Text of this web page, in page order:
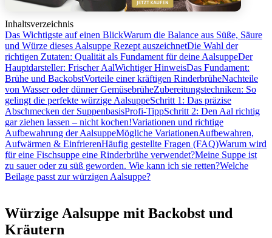
Inhaltsverzeichnis
Das Wichtigste auf einen BlickWarum die Balance aus Süße, Säure
und Würze dieses Aalsuppe Rezept auszeichnetDie Wahl der
richtigen Zutaten: Qualität als Fundament für deine AalsuppeDer
Hauptdarsteller: Frischer AalWichtiger HinweisDas Fundament:
Brühe und BackobstVorteile einer kräftigen RinderbrüheNachteile
von Wasser oder dünner GemüsebrüheZubereitungstechniken: So
gelingt die perfekte würzige AalsuppeSchritt 1: Das präzise
Abschmecken der SuppenbasisProfi-TippSchritt 2: Den Aal richtig
gar ziehen lassen – nicht kochen!Variationen und richtige
Aufbewahrung der AalsuppeMögliche VariationenAufbewahren,
Aufwärmen & EinfrierenHäufig gestellte Fragen (FAQ)Warum wird
für eine Fischsuppe eine Rinderbrühe verwendet?Meine Suppe ist
zu sauer oder zu süß geworden. Wie kann ich sie retten?Welche
Beilage passt zur würzigen Aalsuppe?
Würzige Aalsuppe mit Backobst und
Kräutern